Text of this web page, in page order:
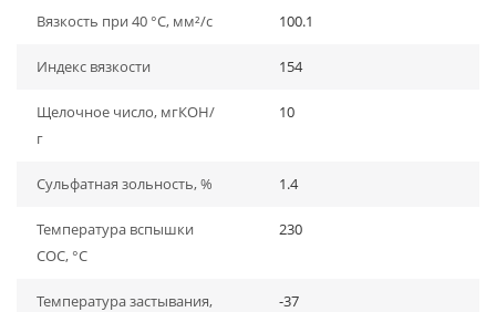
Вязкость при 40 °C, мм²/с 100.1
Индекс вязкости 154
Щелочное число, мгКОН/
г
10
Сульфатная зольность, % 1.4
Температура вспышки
СОС, °С
230
Температура застывания,
-37